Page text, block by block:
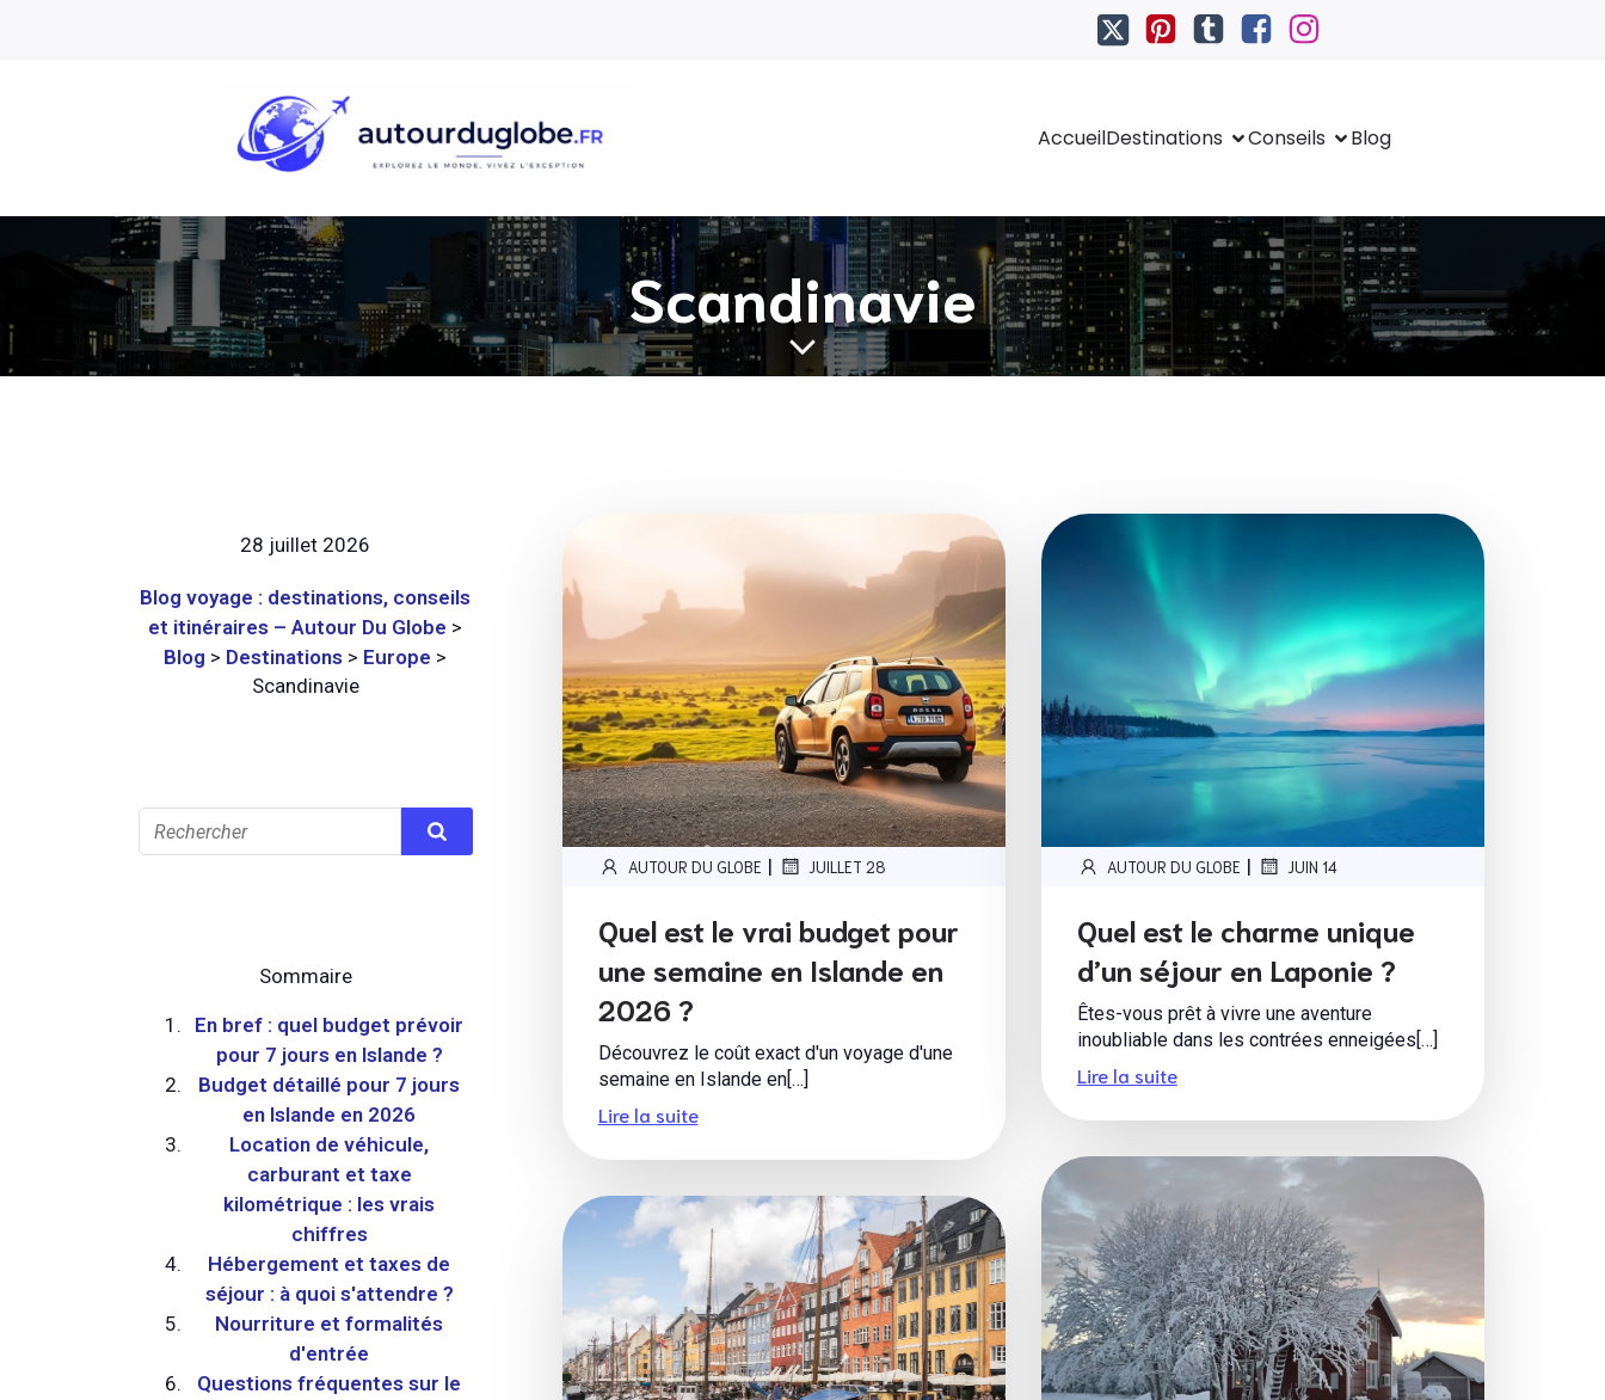
AccueilDestinations Conseils Blog
Scandinavie
28 juillet 2026
Blog voyage : destinations, conseils
et itinéraires – Autour Du Globe >
Blog > Destinations > Europe >
Scandinavie
Sommaire
En bref : quel budget prévoir
pour 7 jours en Islande ?
Budget détaillé pour 7 jours
en Islande en 2026
Location de véhicule,
carburant et taxe
kilométrique : les vrais
chiffres
Hébergement et taxes de
séjour : à quoi s'attendre ?
Nourriture et formalités
d'entrée
Questions fréquentes sur le
AUTOUR DU GLOBE | JUILLET 28
Quel est le vrai budget pour
une semaine en Islande en
2026 ?
Découvrez le coût exact d'un voyage d'une
semaine en Islande en[…]
Lire la suite
AUTOUR DU GLOBE | JUIN 14
Quel est le charme unique
d’un séjour en Laponie ?
Êtes-vous prêt à vivre une aventure
inoubliable dans les contrées enneigées[…]
Lire la suite